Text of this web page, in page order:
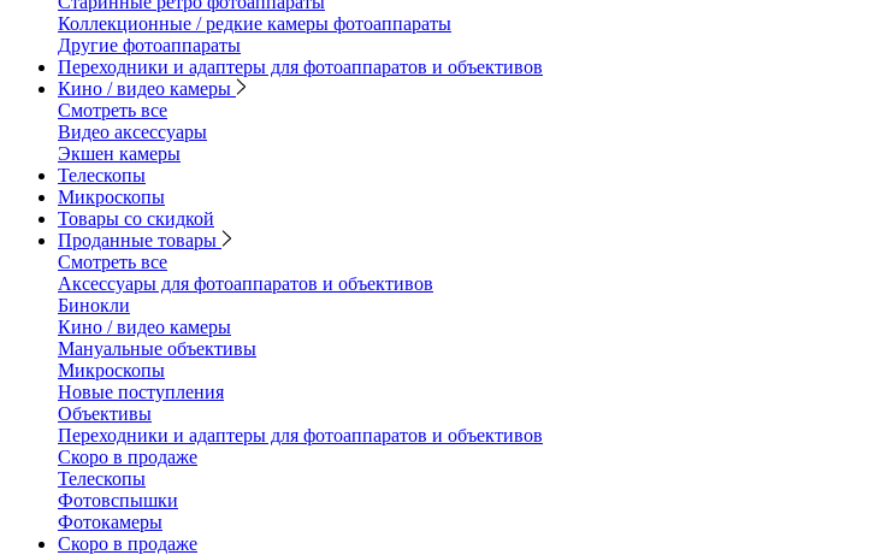
Коллекционные / редкие камеры фотоаппараты
Другие фотоаппараты
Переходники и адаптеры для фотоаппаратов и объективов
Кино / видео камеры
Смотреть все
Видео аксессуары
Экшен камеры
Телескопы
Микроскопы
Товары со скидкой
Проданные товары
Смотреть все
Аксессуары для фотоаппаратов и объективов
Бинокли
Кино / видео камеры
Мануальные объективы
Микроскопы
Новые поступления
Объективы
Переходники и адаптеры для фотоаппаратов и объективов
Скоро в продаже
Телескопы
Фотовспышки
Фотокамеры
Скоро в продаже